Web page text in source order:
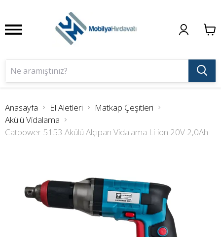
Anasayfa El Aletleri
Matkap Çeşitleri
Akülü Vidalama
Catpower 5153 Akülü Alçıpan Vidalama Li-ion 20V 2,0Ah